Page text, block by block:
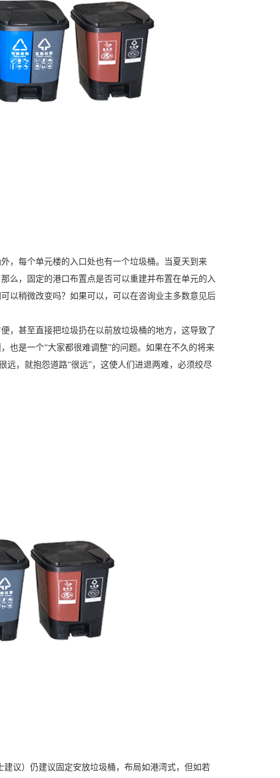
，每个单元楼的入口处也有一个垃圾桶。当夏天到来
么，固定的港口布置点是否可以重建并布置在单元的入
以稍微改变吗？如果可以，可以在咨询业主多数意见后
，甚至直接把垃圾扔在以前放垃圾桶的地方，这导致了
也是一个“大家都很难调整”的问题。如果在不久的将来
，就抱怨道路“很远”，这使人们进退两难，必须绞尽
议）仍建议固定安放垃圾桶，布局如港湾式，但如若